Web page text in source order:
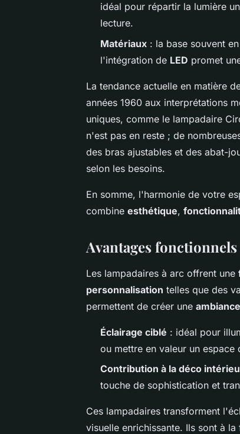
idéal pour répartir la lumière
lecture.
Matériaux : la base souvent en
l'intégration de LED promet
La tendance actuelle en matière
années 1960 aux interprétations
uniques, comme le lampadaire
n'est pas en reste ; de
des bras ajustables et des abat-
selon les besoins.
En somme, l'harmonie de votre
combine esthétique,
Avantages
Les lampadaires à arc offrent une
personnalisation telles que des
permettent de créer une
Éclairage ciblé : idéal pour
ou mettre en valeur un espace
Contribution à la déco
touche de sophistication et
Ces lampadaires transforment
visuelle enrichissante. Ils sont à